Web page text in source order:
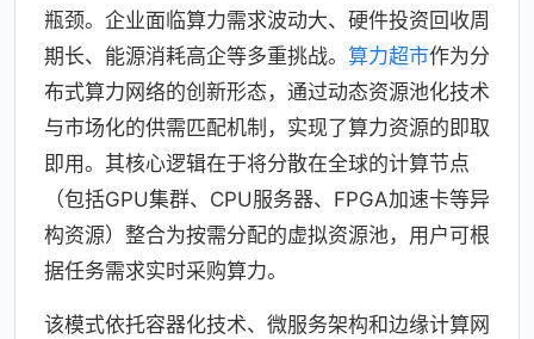
瓶颈。企业面临算力需求波动大、硬件投资回收周
期长、能源消耗高企等多重挑战。 算力超市作为分
布式算力网络的创新形态，通过动态资源池化技术
与市场化的供需匹配机制，实现了算力资源的即取
即用。其核心逻辑在于将分散在全球的计算节点
（包括GPU集群、CPU服务器、FPGA加速卡等异
构资源）整合为按需分配的虚拟资源池，用户可根
据任务需求实时采购算力。
该模式依托容器化技术、微服务架构和边缘计算网